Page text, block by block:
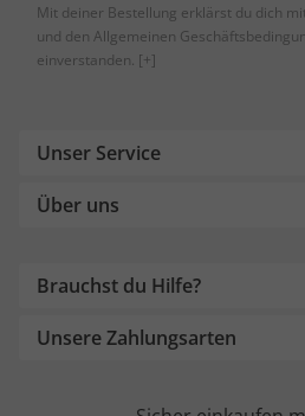
Mit deiner Bestellung erklärst du dich
und den Allgemeinen
einverstanden. [+]
Unser Service
Über uns
Brauchst du Hilfe?
Unsere Zahlungsarten